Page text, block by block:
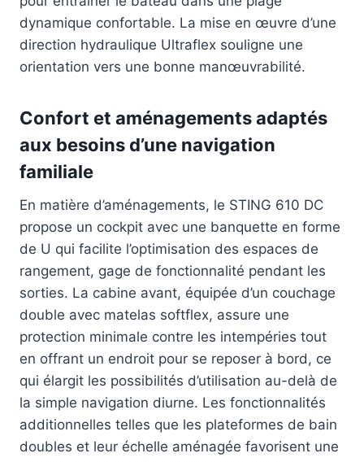
dynamique confortable. La mise en œuvre d’une
direction hydraulique Ultraflex souligne une
orientation vers une bonne manœuvrabilité.
Confort et aménagements adaptés
aux besoins d’une navigation
familiale
En matière d’aménagements, le STING 610 DC
propose un cockpit avec une banquette en forme
de U qui facilite l’optimisation des espaces de
rangement, gage de fonctionnalité pendant les
sorties. La cabine avant, équipée d’un couchage
double avec matelas softflex, assure une
protection minimale contre les intempéries tout
en offrant un endroit pour se reposer à bord, ce
qui élargit les possibilités d’utilisation au-delà de
la simple navigation diurne. Les fonctionnalités
additionnelles telles que les plateformes de bain
doubles et leur échelle aménagée favorisent une